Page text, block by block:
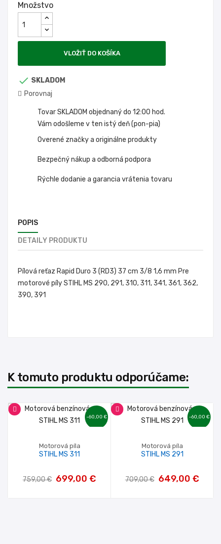
Množstvo
VLOŽIŤ DO KOŠÍKA
 SKLADOM
Porovnaj
Tovar SKLADOM objednaný do 12:00 hod.
Vám odošleme v ten istý deň (pon-pia)
Overené značky a originálne produkty
Bezpečný nákup a odborná podpora
Rýchle dodanie a garancia vrátenia tovaru
POPIS
DETAILY PRODUKTU
Pílová reťaz Rapid Duro 3 (RD3) 37 cm 3/8 1,6 mm Pre
motorové píly STIHL MS 290, 291, 310, 311, 341, 361, 362,
390, 391
K tomuto produktu odporúčame:
-60,00 €
Motorová píla
STIHL MS 311
759,00 € 699,00 €
-60,00 €
Motorová píla
STIHL MS 291
709,00 € 649,00 €